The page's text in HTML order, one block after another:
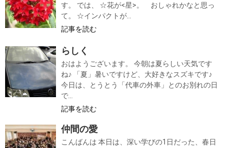
す。 では、 ☆花が<星>。 おしゃれかなと思っ
て。 ☆インパクトが...
記事を読む
らしく
おはようございます。 今朝は夏らしい天気です
ね♪ 「夏」暑いですけど、大好きなスズキです♪
今日は、とうとう「代車の外車」とのお別れの日
で...
記事を読む
仲間の愛
こんばんは 本日は、深い学びの1日だった、春日